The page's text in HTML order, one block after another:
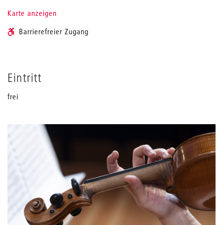
Karte anzeigen
Barrierefreier Zugang
Eintritt
frei